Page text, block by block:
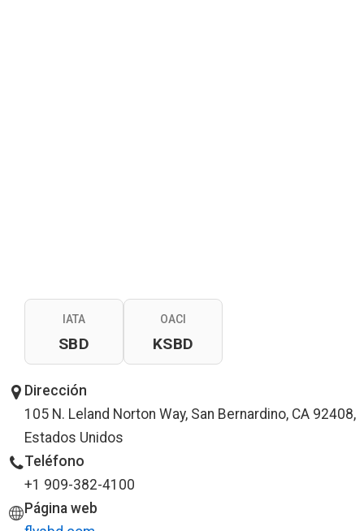
IATA
SBD
OACI
KSBD
Dirección
105 N. Leland Norton Way, San Bernardino, CA 92408,
Estados Unidos
Teléfono
+1 909-382-4100
Página web